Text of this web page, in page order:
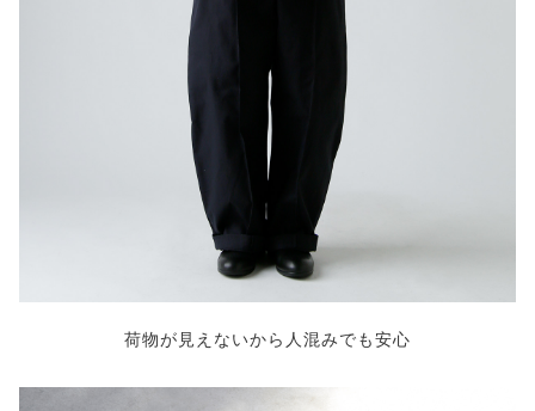
荷物が見えないから人混みでも安心